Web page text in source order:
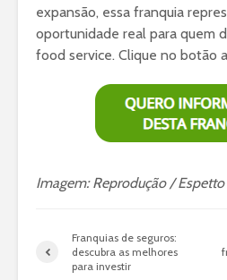
expansão, essa franquia
oportunidade real para quem
food service. Clique no botão
Imagem: Reprodução / Espetto
Franquias de seguros:
descubra as melhores
para investir